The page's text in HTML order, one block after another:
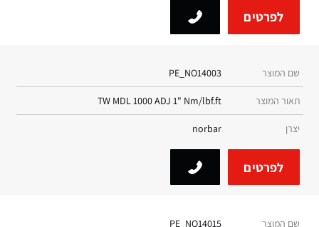
לפרטים
שם המוצר PE_NO14003
תאור המוצר TW MDL 1000 ADJ 1" Nm/lbf.ft
יצרן norbar
לפרטים
שם המוצר PE_NO14015